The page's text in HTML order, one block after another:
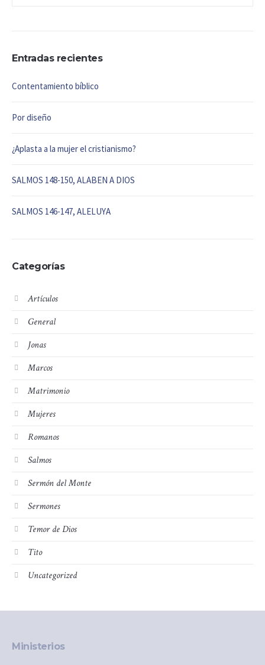
Entradas recientes
Contentamiento bíblico
Por diseño
¿Aplasta a la mujer el cristianismo?
SALMOS 148-150, ALABEN A DIOS
SALMOS 146-147, ALELUYA
Categorías
Artículos
General
Jonas
Marcos
Matrimonio
Mujeres
Romanos
Salmos
Sermón del Monte
Sermones
Temor de Dios
Tito
Uncategorized
Ministerios